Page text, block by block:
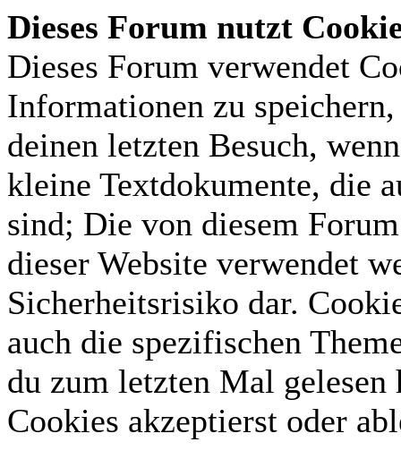
Dieses Forum nutzt
Dieses Forum verwendet
Informationen zu
deinen letzten Besuch,
kleine Textdokumente, die
sind; Die von diesem
dieser Website verwendet
Sicherheitsrisiko dar.
auch die spezifischen
du zum letzten Mal gelesen
Cookies akzeptierst oder